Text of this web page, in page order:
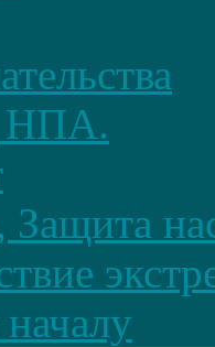
НПА.
Защита